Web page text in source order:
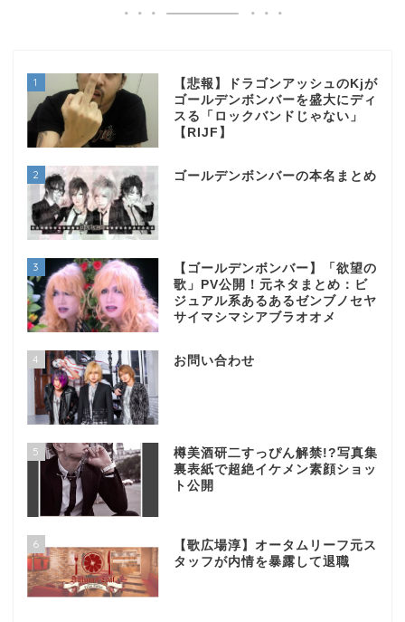
1
【悲報】ドラゴンアッシュのKjが
ゴールデンボンバーを盛大にディ
スる「ロックバンドじゃない」
【RIJF】
2 ゴールデンボンバーの本名まとめ
3
【ゴールデンボンバー】「欲望の
歌」PV公開！元ネタまとめ：ビ
ジュアル系あるあるゼンブノセヤ
サイマシマシアブラオオメ
4 お問い合わせ
5
樽美酒研二すっぴん解禁!?写真集
裏表紙で超絶イケメン素顔ショッ
ト公開
6
【歌広場淳】オータムリーフ元ス
タッフが内情を暴露して退職